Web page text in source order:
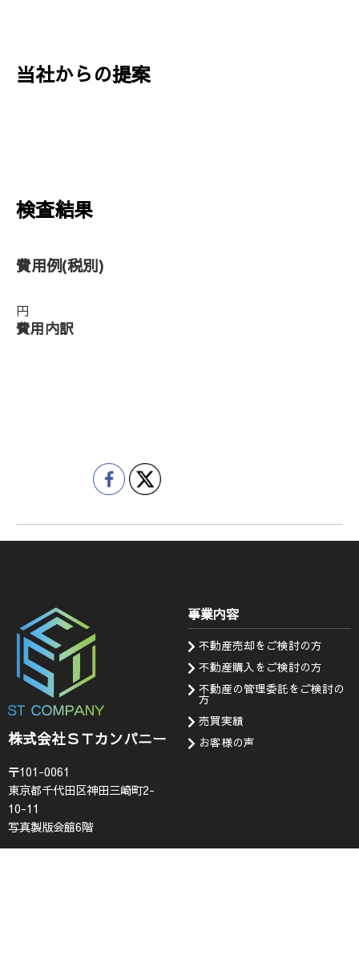
当社からの提案
検査結果
費用例(税別)
円
費用内訳
株式会社ＳＴカンパニー
〒101-0061
東京都千代田区神田三崎町2-
10-11
写真製版会館6階
事業内容
不動産売却をご検討の方
不動産購入をご検討の方
不動産の管理委託をご検討の
方
売買実績
お客様の声